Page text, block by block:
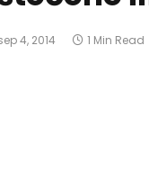
4, 2014 1 Min Read